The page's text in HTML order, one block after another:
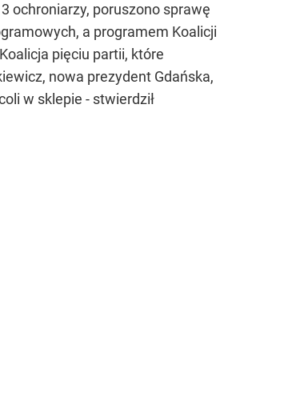
ochroniarzy, poruszono sprawę
a programem Koalicji
pięciu partii, które
nowa prezydent Gdańska,
w sklepie - stwierdził